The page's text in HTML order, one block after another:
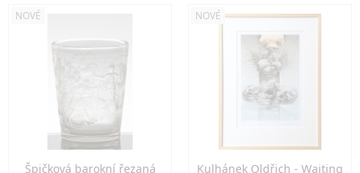
NOVÉ
Špičková barokní řezaná
NOVÉ
Kulhánek Oldřich - Waiting